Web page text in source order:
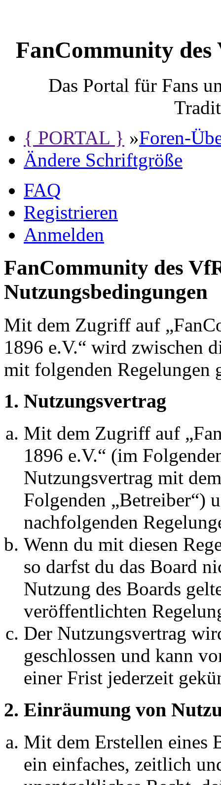
FanCommunity des
Das Portal für Fans
{ PORTAL } »Foren-
Ändere Schriftgröße
FAQ
Registrieren
Anmelden
FanCommunity des
Nutzungsbedingungen
Mit dem Zugriff auf
1896 e.V.“ wird zwischen
mit folgenden Regelungen
1. Nutzungsvertrag
Mit dem Zugriff auf
1896 e.V.“ (im
Nutzungsvertrag mit
Folgenden „Betreiber“)
nachfolgenden
Wenn du mit diesen
so darfst du das Board
Nutzung des Boards
veröffentlichten
Der Nutzungsvertrag
geschlossen und kann
einer Frist jederzeit
2. Einräumung von
Mit dem Erstellen eines
ein einfaches, zeitlich